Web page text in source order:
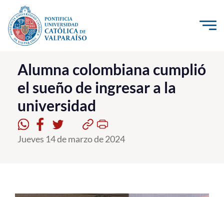
Click acá para ir directamente al contenido
La Universidad
Investigación, Creación e Innovación
PUCV Internacional
Vinculación con el Medio
Alumna colombiana cumplió
el sueño de ingresar a la
universidad
Jueves 14 de marzo de 2024